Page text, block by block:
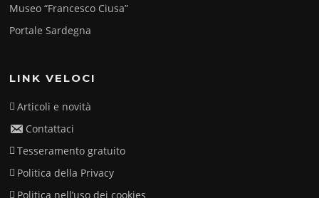
Museo “Francesco Ciusa”
Portale Sardegna
LINK VELOCI
Articoli e novità
Contattaci
Tesseramento gratuito
Politica della Privacy
Politica nell’uso dei cookies